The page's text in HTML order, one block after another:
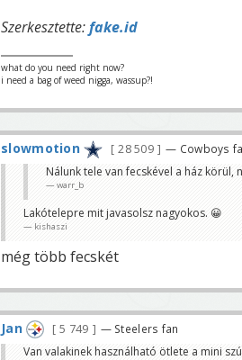
Szerkesztette:fake.id
what do you need right now?
i need a bag of weed nigga, wassup?!
slowmotion 28 509 — Cowboys
Nálunk tele van fecskével a ház körül,
warr_b
Lakótelepre mit javasolsz nagyokos. 😀
kishaszi
még több fecskét
Jan 5 749 — Steelers fan
Van valakinek használható ötlete a mini